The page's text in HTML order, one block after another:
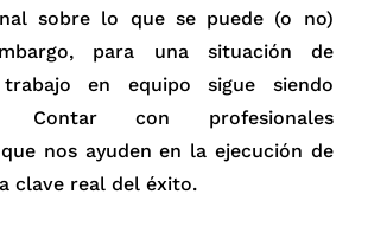
sobre lo que se puede (o no)
para una situación de
en equipo sigue siendo
Contar con profesionales
nos ayuden en la ejecución de
clave real del éxito.